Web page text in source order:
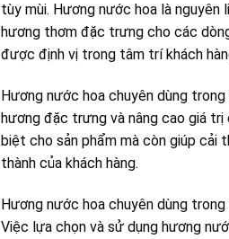
tùy mùi. Hương nước hoa là nguyên
hương thơm đặc trưng cho các
được định vị trong tâm trí khách
Hương nước hoa chuyên dùng
hương đặc trưng và nâng cao giá trị
biệt cho sản phẩm mà còn giúp cải
thành của khách hàng.
Hương nước hoa chuyên dùng
Việc lựa chọn và sử dụng hương